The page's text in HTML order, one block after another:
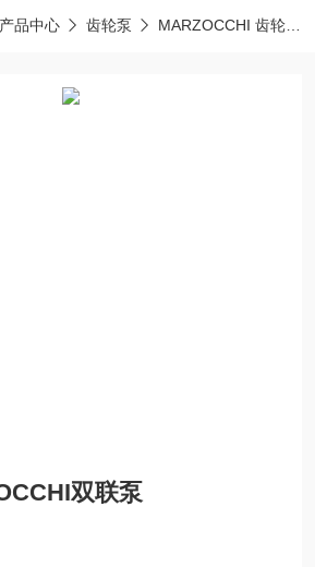
产品中心 齿轮泵 MARZOCCHI 齿轮泵
双联泵